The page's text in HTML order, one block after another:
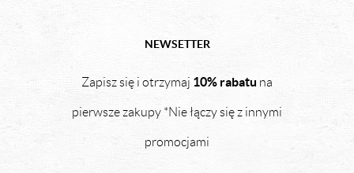
NEWSETTER
Zapisz się i otrzymaj 10% rabatu na
pierwsze zakupy *Nie łączy się z innymi
promocjami